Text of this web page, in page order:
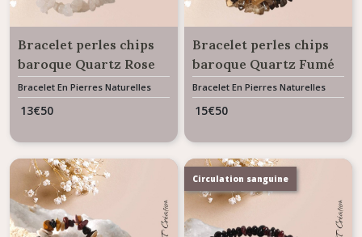
Bracelet perles chips
baroque Quartz Rose
Bracelet En Pierres Naturelles
13€50
Bracelet perles chips
baroque Quartz Fumé
Bracelet En Pierres Naturelles
15€50
Circulation sanguine